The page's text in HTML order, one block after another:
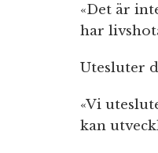
«Det är
har
Utesluter
«Vi
kan